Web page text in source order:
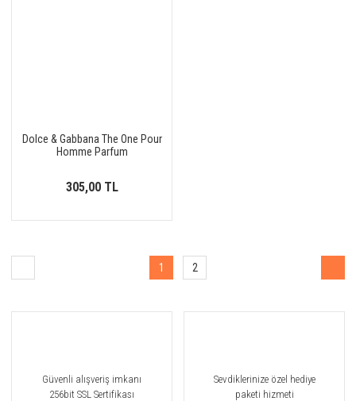
Dolce & Gabbana The One Pour
Homme Parfum
305,00 TL
1 2
Güvenli alışveriş imkanı
256bit SSL Sertifikası
Sevdiklerinize özel hediye
paketi hizmeti